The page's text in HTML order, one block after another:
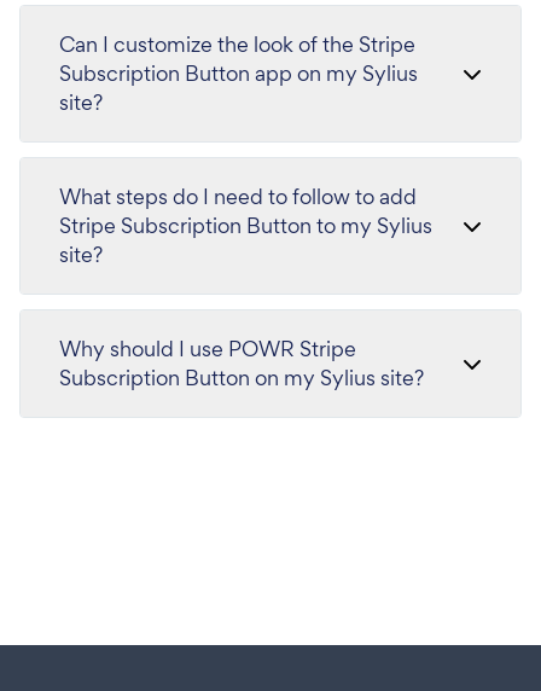
Can I customize the look of the Stripe
Subscription Button app on my Sylius
site?
What steps do I need to follow to add
Stripe Subscription Button to my Sylius
site?
Why should I use POWR Stripe
Subscription Button on my Sylius site?